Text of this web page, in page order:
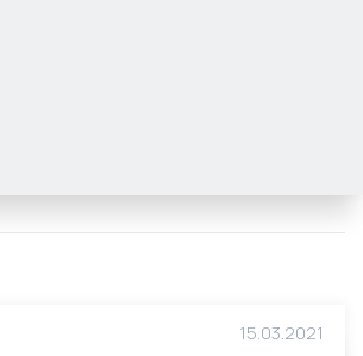
15.03.2021